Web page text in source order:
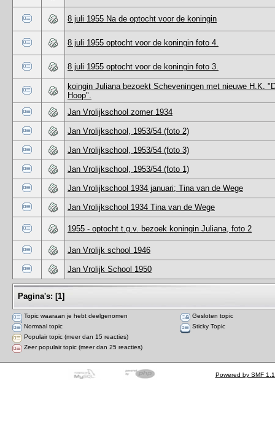
8 juli 1955 Na de optocht voor de koningin
8 juli 1955 optocht voor de koningin foto 4.
8 juli 1955 optocht voor de koningin foto 3.
koingin Juliana bezoekt Scheveningen met nieuwe H.K.
Hoop".
Jan Vrolijkschool zomer 1934
Jan Vrolijkschool, 1953/54 (foto 2)
Jan Vrolijkschool, 1953/54 (foto 3)
Jan Vrolijkschool, 1953/54 (foto 1)
Jan Vrolijkschool 1934 januari; Tina van de Wege
Jan Vrolijkschool 1934 Tina van de Wege
1955 - optocht t.g.v. bezoek koningin Juliana, foto 2
Jan Vrolijk school 1946
Jan Vrolijk School 1950
Pagina's: [1]
Topic waaraan je hebt deelgenomen
Normaal topic
Populair topic (meer dan 15 reacties)
Zeer populair topic (meer dan 25 reacties)
Gesloten topic
Sticky Topic
Powered by SMF